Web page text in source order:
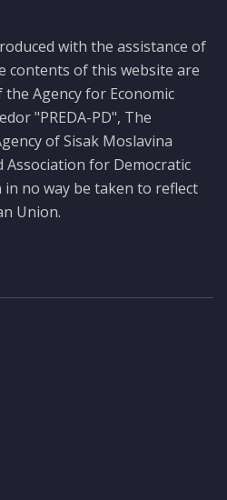
with the assistance of
contents of this website are
Agency for Economic
"PREDA-PD", The
of Sisak Moslavina
Association for Democratic
in no way be taken to reflect
Union.